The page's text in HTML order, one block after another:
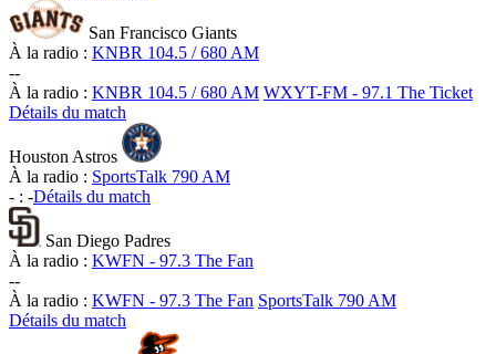
San Francisco Giants
À la radio : KNBR 104.5 / 680 AM
--
À la radio : KNBR 104.5 / 680 AM WXYT-FM - 97.1 The Ticket
Détails du match
Houston Astros
À la radio : SportsTalk 790 AM
- : -Détails du match
San Diego Padres
À la radio : KWFN - 97.3 The Fan
--
À la radio : KWFN - 97.3 The Fan SportsTalk 790 AM
Détails du match